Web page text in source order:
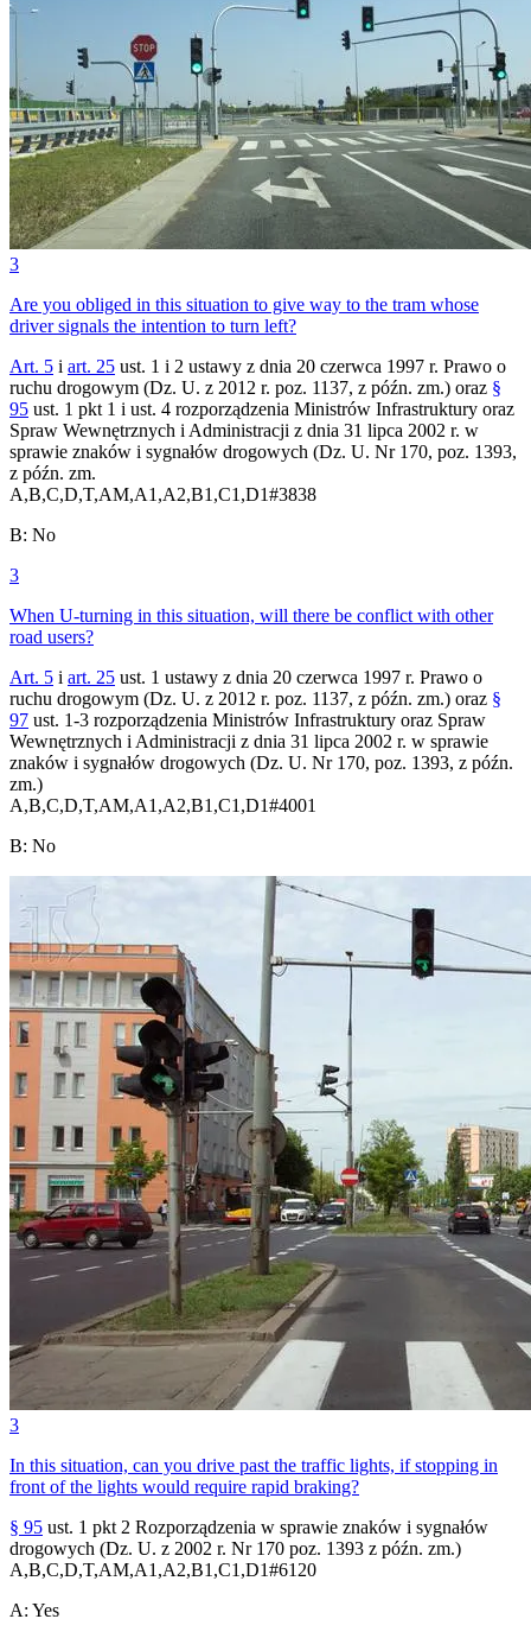
3
Are you obliged in this situation to give way to the tram whose
driver signals the intention to turn left?
Art. 5 i art. 25 ust. 1 i 2 ustawy z dnia 20 czerwca 1997 r. Prawo o
ruchu drogowym (Dz. U. z 2012 r. poz. 1137, z późn. zm.) oraz §
95 ust. 1 pkt 1 i ust. 4 rozporządzenia Ministrów Infrastruktury oraz
Spraw Wewnętrznych i Administracji z dnia 31 lipca 2002 r. w
sprawie znaków i sygnałów drogowych (Dz. U. Nr 170, poz. 1393,
z późn. zm.
A,B,C,D,T,AM,A1,A2,B1,C1,D1#3838
B: No
3
When U-turning in this situation, will there be conflict with other
road users?
Art. 5 i art. 25 ust. 1 ustawy z dnia 20 czerwca 1997 r. Prawo o
ruchu drogowym (Dz. U. z 2012 r. poz. 1137, z późn. zm.) oraz §
97 ust. 1-3 rozporządzenia Ministrów Infrastruktury oraz Spraw
Wewnętrznych i Administracji z dnia 31 lipca 2002 r. w sprawie
znaków i sygnałów drogowych (Dz. U. Nr 170, poz. 1393, z późn.
zm.)
A,B,C,D,T,AM,A1,A2,B1,C1,D1#4001
B: No
3
In this situation, can you drive past the traffic lights, if stopping in
front of the lights would require rapid braking?
§ 95 ust. 1 pkt 2 Rozporządzenia w sprawie znaków i sygnałów
drogowych (Dz. U. z 2002 r. Nr 170 poz. 1393 z późn. zm.)
A,B,C,D,T,AM,A1,A2,B1,C1,D1#6120
A: Yes